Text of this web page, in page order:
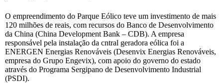
O empreendimento do Parque Eólico teve um investimento de mais
120 milhões de reais, com recursos do Banco de Desenvolvimento
da China (China Development Bank – CDB). A empresa
responsável pela instalação da cntral geradora eólica foi a
ENERGEN Energias Renováveis (Desenvix Energias Renováveis,
empresa do Grupo Engevix), com apoio do governo do estado
através do Programa Sergipano de Desenvolvimento Industrial
(PSDI).